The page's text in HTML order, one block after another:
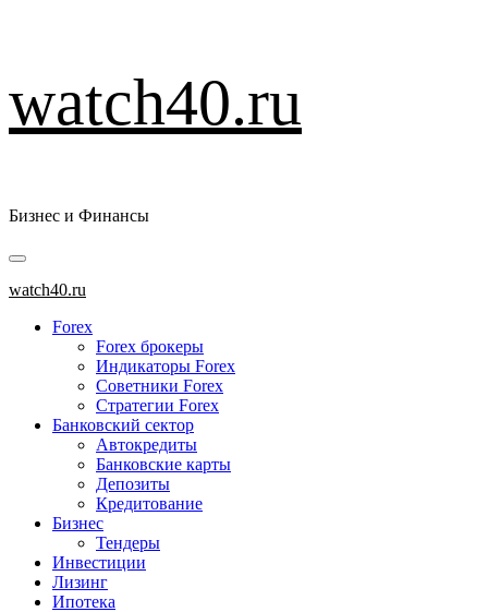
к
содержимому
watch40.ru
Бизнес и Финансы
Основное
меню
watch40.ru
Forex
Forex брокеры
Индикаторы Forex
Советники Forex
Стратегии Forex
Банковский сектор
Автокредиты
Банковские карты
Депозиты
Кредитование
Бизнес
Тендеры
Инвестиции
Лизинг
Ипотека